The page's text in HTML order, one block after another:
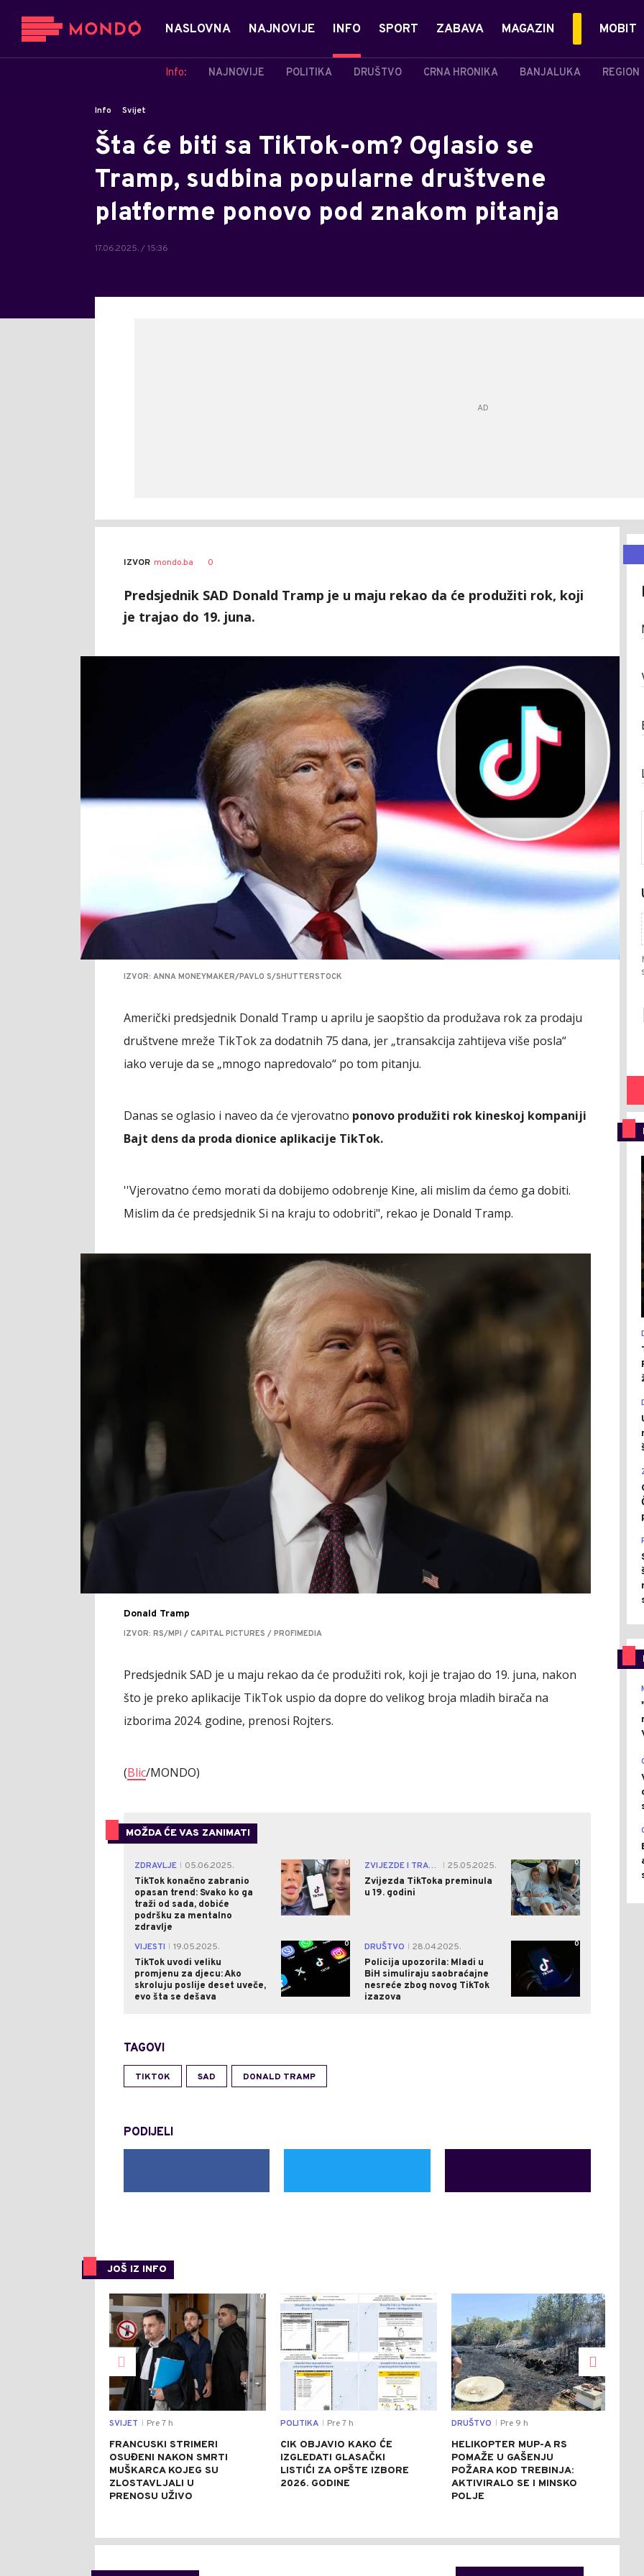
NASLOVNA NAJNOVIJE INFO
Info: NAJNOVIJE POLITIKA DRUŠTVO CRNA HRONIKA BANJALUKA REGION
SPORT ZABAVA MAGAZIN MOBIT
Info Svijet
Šta će biti sa TikTok-om? Oglasio se
Tramp, sudbina popularne društvene
platforme ponovo pod znakom pitanja
17.06.2025. / 15:36
IZVOR mondo.ba 0
Predsjednik SAD Donald Tramp je u maju rekao da će produžiti rok, koji
je trajao do 19. juna.
IZVOR: ANNA MONEYMAKER/PAVLO S/SHUTTERSTOCK
Američki predsjednik Donald Tramp u aprilu je saopštio da produžava rok za prodaju
društvene mreže TikTok za dodatnih 75 dana, jer „transakcija zahtijeva više posla“
iako veruje da se „mnogo napredovalo“ po tom pitanju.
Danas se oglasio i naveo da će vjerovatno ponovo produžiti rok kineskoj kompaniji
Bajt dens da proda dionice aplikacije TikTok.
''Vjerovatno ćemo morati da dobijemo odobrenje Kine, ali mislim da ćemo ga dobiti.
Mislim da će predsjednik Si na kraju to odobriti", rekao je Donald Tramp.
Donald Tramp
IZVOR: RS/MPI / CAPITAL PICTURES / PROFIMEDIA
Predsjednik SAD je u maju rekao da će produžiti rok, koji je trajao do 19. juna, nakon
što je preko aplikacije TikTok uspio da dopre do velikog broja mladih birača na
izborima 2024. godine, prenosi Rojters.
(Blic/MONDO)
MOŽDA ĆE VAS ZANIMATI
ZDRAVLJE
05.06.2025.
TikTok konačno zabranio
opasan trend: Svako ko ga
traži od sada, dobiće
podršku za mentalno
zdravlje
0 ZVIJEZDE I TRAČEVI
25.05.2025.
Zvijezda TikToka preminula
u 19. godini
0
VIJESTI
19.05.2025.
TikTok uvodi veliku
promjenu za djecu: Ako
skroluju poslije deset uveče,
evo šta se dešava
0 DRUŠTVO
28.04.2025.
Policija upozorila: Mladi u
BiH simuliraju saobraćajne
nesreće zbog novog TikTok
izazova
0
TAGOVI
TIKTOK SAD DONALD TRAMP
PODIJELI
JOŠ IZ INFO
0
SVIJET Pre 7 h
FRANCUSKI STRIMERI
OSUĐENI NAKON SMRTI
MUŠKARCA KOJEG SU
ZLOSTAVLJALI U
PRENOSU UŽIVO
0
POLITIKA Pre 7 h
CIK OBJAVIO KAKO ĆE
IZGLEDATI GLASAČKI
LISTIĆI ZA OPŠTE IZBORE
2026. GODINE
0
DRUŠTVO Pre 9 h
HELIKOPTER MUP-A RS
POMAŽE U GAŠENJU
POŽARA KOD TREBINJA:
AKTIVIRALO SE I MINSKO
POLJE